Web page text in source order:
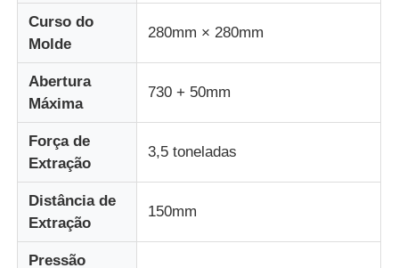
notícias
Todos os casos
Pedir um orçamento
Máquina de moldagem por injeção LSR
Curso do
Molde
280mm × 280mm
Abertura
Máxima
730 + 50mm
Força de
Extração
3,5 toneladas
Distância de
Extração
150mm
Pressão